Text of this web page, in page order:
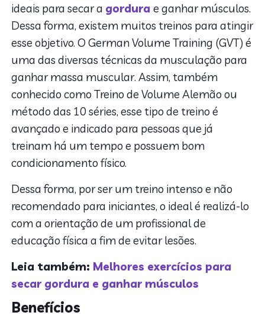
ideais para secar a gordurae ganhar músculos.
Dessa forma, existem muitos treinos para atingir
esse objetivo. O German Volume Training (GVT) é
uma das diversas técnicas da musculação para
ganhar massa muscular. Assim, também
conhecido como Treino de Volume Alemão ou
método das 10 séries, esse tipo de treino é
avançado e indicado para pessoas que já
treinam há um tempo e possuem bom
condicionamento físico.
Dessa forma, por ser um treino intenso e não
recomendado para iniciantes, o ideal é realizá-lo
com a orientação de um profissional de
educação física a fim de evitar lesões.
Leia também: Melhores exercícios para
secar gordura e ganhar músculos
Benefícios